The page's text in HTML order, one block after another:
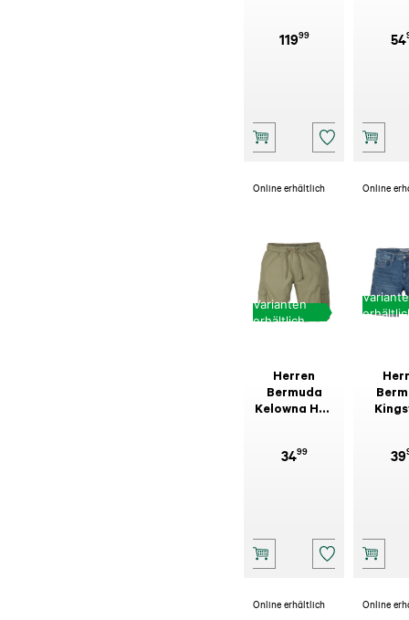
11999 54
Online erhältlich
Varianten
erhältlich
Herren
Bermuda
Kelowna Hell
3499
Online
39
Online erhältlich Online